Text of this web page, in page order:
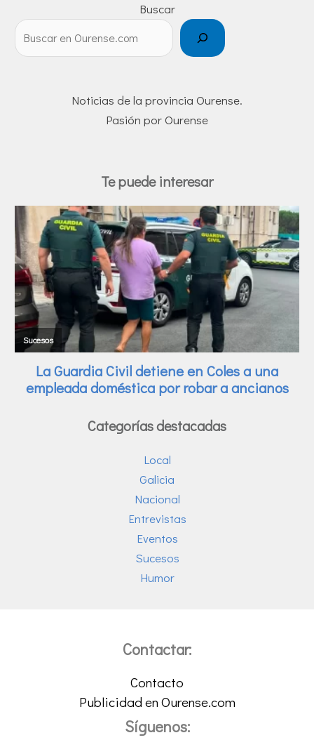
Buscar
Noticias de la provincia Ourense.
Pasión por Ourense
Te puede interesar
Categorías destacadas
Local
Galicia
Nacional
Entrevistas
Eventos
Sucesos
Humor
Contactar:
Contacto
Publicidad en Ourense.com
Síguenos: